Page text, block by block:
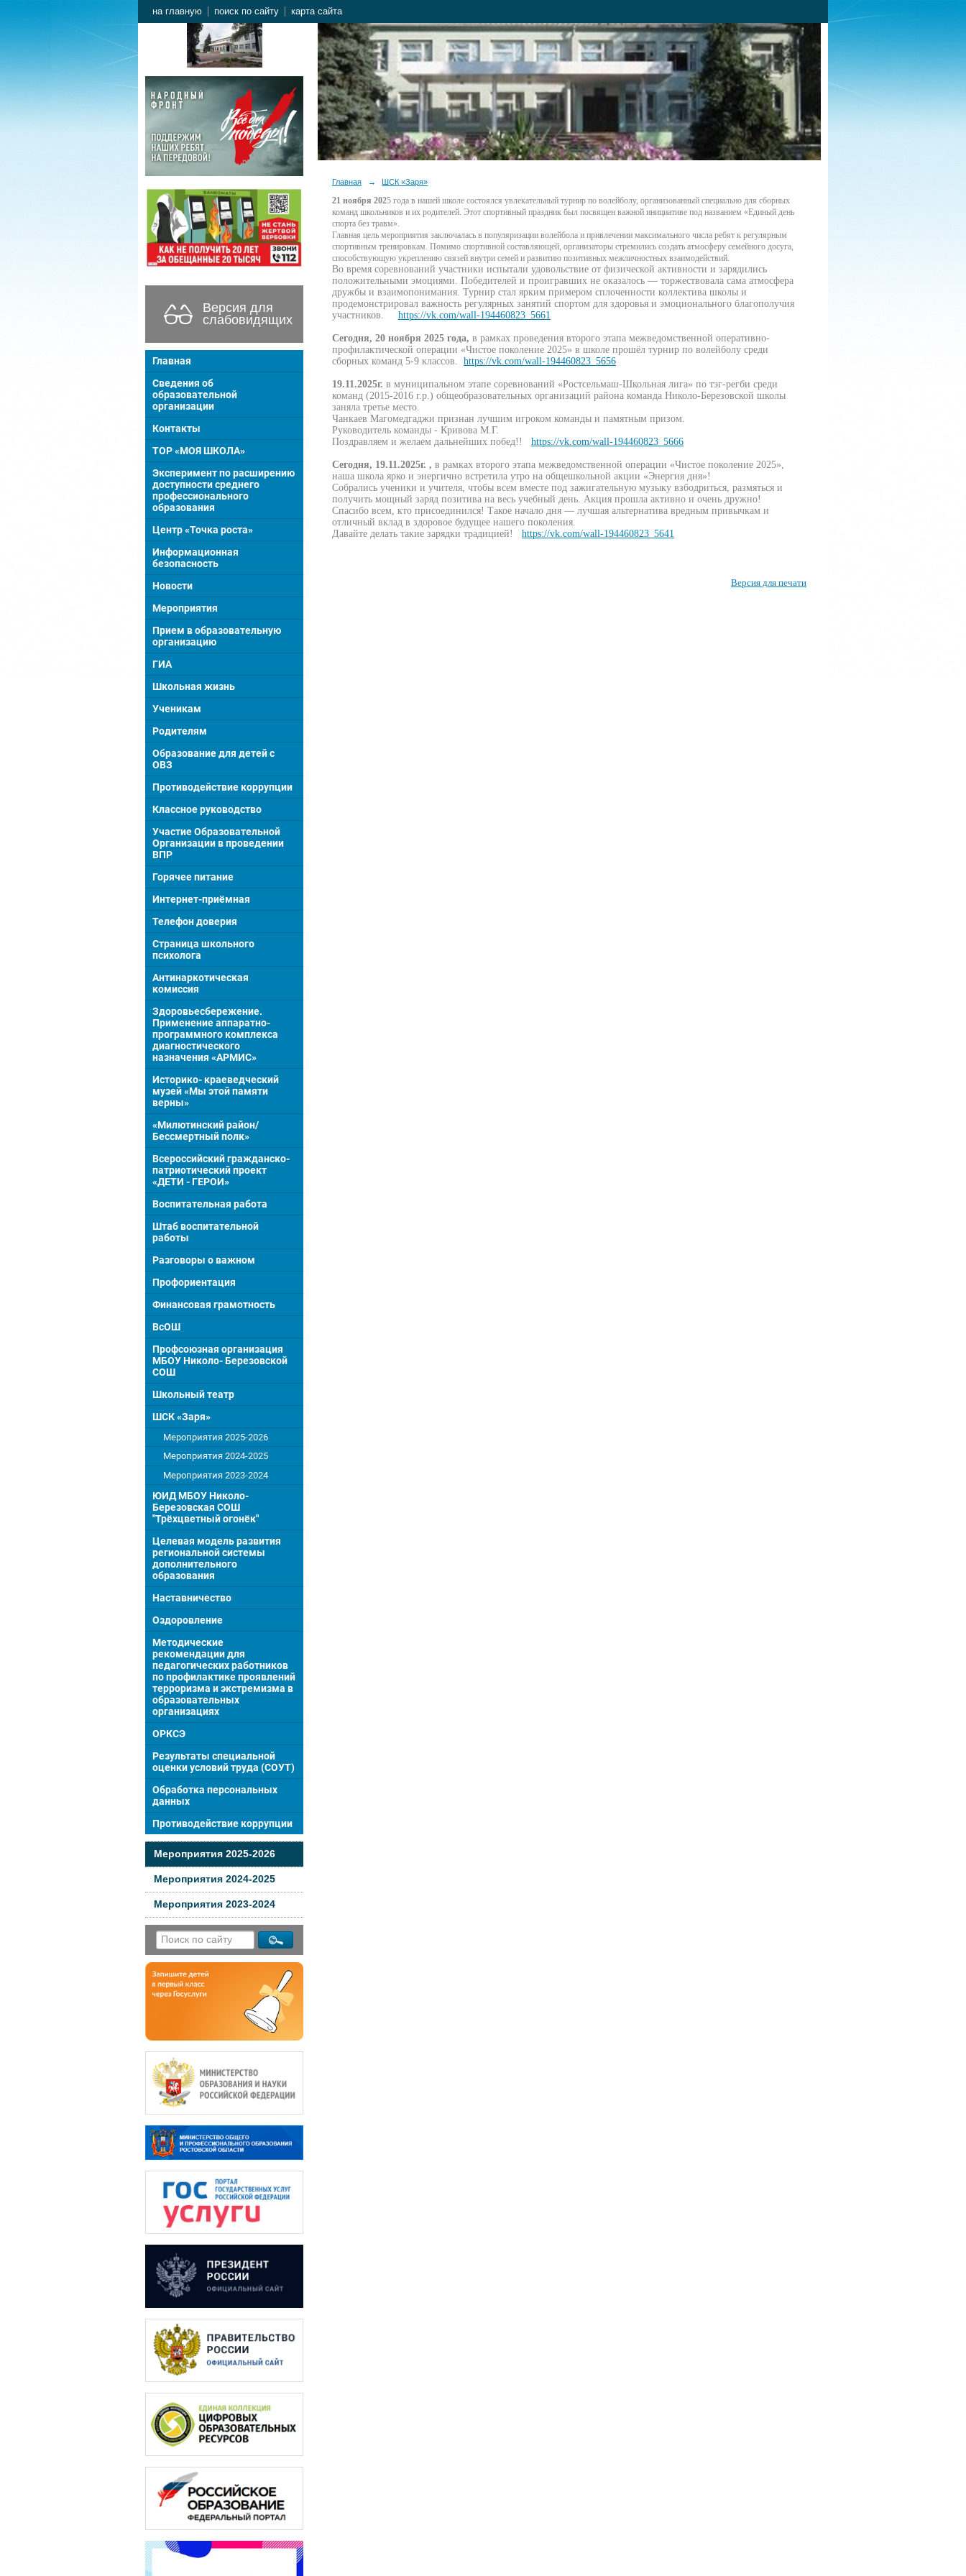
на главную поиск по сайту карта сайта
Версия для
слабовидящих
Главная
Сведения об
образовательной
организации
Контакты
ТОР «МОЯ ШКОЛА»
Эксперимент по расширению
доступности среднего
профессионального
образования
Центр «Точка роста»
Информационная
безопасность
Новости
Мероприятия
Прием в образовательную
организацию
ГИА
Школьная жизнь
Ученикам
Родителям
Образование для детей с
ОВЗ
Противодействие коррупции
Классное руководство
Участие Образовательной
Организации в проведении
ВПР
Горячее питание
Интернет-приёмная
Телефон доверия
Страница школьного
психолога
Антинаркотическая
комиссия
Здоровьесбережение.
Применение аппаратно-
программного комплекса
диагностического
назначения «АРМИС»
Историко- краеведческий
музей «Мы этой памяти
верны»
«Милютинский район/
Бессмертный полк»
Всероссийский гражданско-
патриотический проект
«ДЕТИ - ГЕРОИ»
Воспитательная работа
Штаб воспитательной
работы
Разговоры о важном
Профориентация
Финансовая грамотность
ВсОШ
Профсоюзная организация
МБОУ Николо- Березовской
СОШ
Школьный театр
ШСК «Заря»
Мероприятия 2025-2026
Мероприятия 2024-2025
Мероприятия 2023-2024
ЮИД МБОУ Николо-
Березовская СОШ
"Трёхцветный огонёк"
Целевая модель развития
региональной системы
дополнительного
образования
Наставничество
Оздоровление
Методические
рекомендации для
педагогических работников
по профилактике проявлений
терроризма и экстремизма в
образовательных
организациях
ОРКСЭ
Результаты специальной
оценки условий труда (СОУТ)
Обработка персональных
данных
Противодействие коррупции
Мероприятия 2025-2026
Мероприятия 2024-2025
Мероприятия 2023-2024
Главная → ШСК «Заря»
21 ноября 2025 года в нашей школе состоялся увлекательный турнир по волейболу, организованный специально для сборных
команд школьников и их родителей. Этот спортивный праздник был посвящен важной инициативе под названием «Единый день
спорта без травм».
Главная цель мероприятия заключалась в популяризации волейбола и привлечении максимального числа ребят к регулярным
спортивным тренировкам. Помимо спортивной составляющей, организаторы стремились создать атмосферу семейного досуга,
способствующую укреплению связей внутри семей и развитию позитивных межличностных взаимодействий.
Во время соревнований участники испытали удовольствие от физической активности и зарядились
положительными эмоциями. Победителей и проигравших не оказалось — торжествовала сама атмосфера
дружбы и взаимопонимания. Турнир стал ярким примером сплоченности коллектива школы и
продемонстрировал важность регулярных занятий спортом для здоровья и эмоционального благополучия
участников. https://vk.com/wall-194460823_5661
Сегодня, 20 ноября 2025 года, в рамках проведения второго этапа межведомственной оперативно-
профилактической операции «Чистое поколение 2025» в школе прошёл турнир по волейболу среди
сборных команд 5-9 классов. https://vk.com/wall-194460823_5656
19.11.2025г. в муниципальном этапе соревнований «Ростсельмаш-Школьная лига» по тэг-регби среди
команд (2015-2016 г.р.) общеобразовательных организаций района команда Николо-Березовской школы
заняла третье место.
Чанкаев Магомедгаджи признан лучшим игроком команды и памятным призом.
Руководитель команды - Кривова М.Г.
Поздравляем и желаем дальнейших побед!! https://vk.com/wall-194460823_5666
Сегодня, 19.11.2025г. , в рамках второго этапа межведомственной операции «Чистое поколение 2025»,
наша школа ярко и энергично встретила утро на общешкольной акции «Энергия дня»!
Собрались ученики и учителя, чтобы всем вместе под зажигательную музыку взбодриться, размяться и
получить мощный заряд позитива на весь учебный день. Акция прошла активно и очень дружно!
Спасибо всем, кто присоединился! Такое начало дня — лучшая альтернатива вредным привычкам и
отличный вклад в здоровое будущее нашего поколения.
Давайте делать такие зарядки традицией! https://vk.com/wall-194460823_5641
Версия для печати